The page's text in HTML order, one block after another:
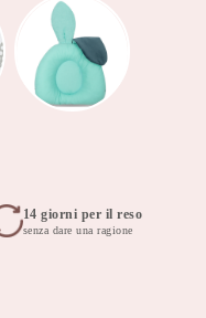
14 giorni per il reso
senza dare una ragione